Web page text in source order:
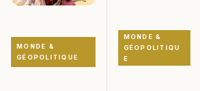
MONDE &
GÉOPOLITIQUE
MONDE &
GÉOPOLITIQU
E